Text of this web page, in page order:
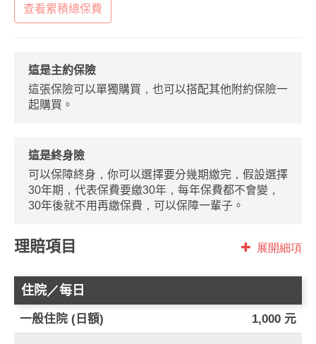
查看累積總保費
這是主約保險
這張保險可以單獨購買，也可以搭配其他附約保險一
起購買。
這是終身險
可以保障終身，你可以選擇要分幾期繳完，假設選擇
30年期，代表保費要繳30年，每年保費都不會變，
30年後就不用再繳保費，可以保障一輩子。
理賠項目 展開細項
住院／每日
一般住院 (日額) 1,000 元